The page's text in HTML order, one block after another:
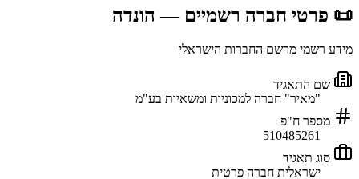
📜 פרטי חברה רשמיים — הונדה
מידע רשמי מרשם החברות הישראלי
שם התאגיד
"מאיר" חברה למכוניות ומשאיות בע"מ
מספר ח"פ
510485261
סוג תאגיד
ישראלית חברה פרטית